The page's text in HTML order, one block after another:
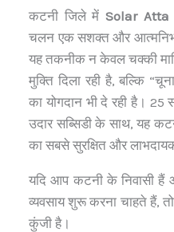
कटनी जिले मेंSolar
चलन एक सशक्त और
यह तकनीक न केवल चक्की
मुक्ति दिला रही है, बल्कि
का योगदान भी दे रही है।
उदार सब्सिडी के साथ, यह
का सबसे सुरक्षित और
यदि आप कटनी के निवासी हैं
व्यवसाय शुरू करना चाहते हैं,
कुंजी है।